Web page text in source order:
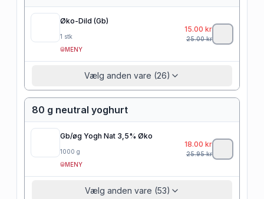
Øko-Dild (Gb)
1 stk
MENY
15.00 kr
25.00kr
Vælg anden vare (26)
80 g neutral yoghurt
Gb/øg Yogh Nat 3,5% Øko
1000 g
MENY
18.00 kr
25.95kr
Vælg anden vare (53)